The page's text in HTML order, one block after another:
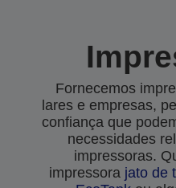
Fornecemos
lares e empresas,
confiança que
necessidades
impressoras.
impressora jato de